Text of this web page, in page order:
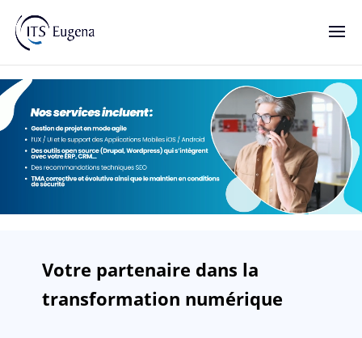
Votre partenaire dans la
transformation numérique